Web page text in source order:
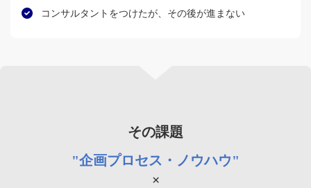
コンサルタントをつけたが、その後が進まない
その課題
"企画プロセス・ノウハウ"
×